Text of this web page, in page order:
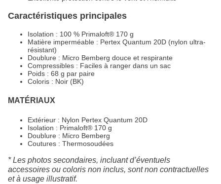
Caractéristiques principales
Isolation : 100 % Primaloft® 170 g
Matière imperméable : Pertex Quantum 20D (nylon ultra-
résistant)
Doublure : Micro Bemberg douce et respirante
Compressibles : Faciles à ranger dans un sac
Poids : 68 g par paire
Coloris : Noir (BK)
MATÉRIAUX
Extérieur : Nylon Pertex Quantum 20D
Isolation : Primaloft® 170 g
Doublure : Micro Bemberg
Coutures : Thermosoudées
* Les photos secondaires, incluant d’éventuels
accessoires ou coloris non inclus, sont non contractuelles
et à usage illustratif.